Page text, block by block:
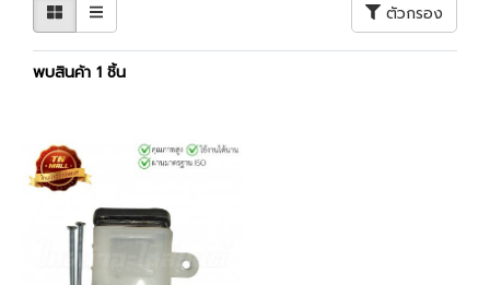
ตัวกรอง
พบสินค้า 1 ชิ้น